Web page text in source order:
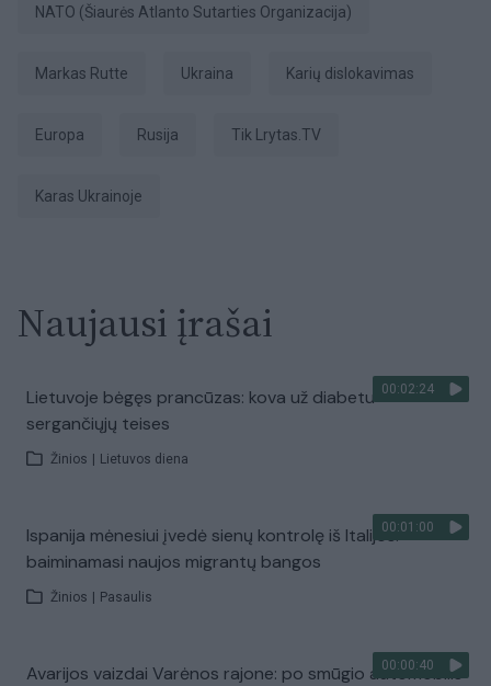
NATO (Šiaurės Atlanto Sutarties Organizacija)
Markas Rutte Ukraina karių dislokavimas
Europa Rusija tik Lrytas.TV
karas Ukrainoje
Naujausi įrašai
00:02:24
Lietuvoje bėgęs prancūzas: kova už diabetu
sergančiųjų teises
Žinios Lietuvos diena
00:01:00
Ispanija mėnesiui įvedė sienų kontrolę iš Italijos:
baiminamasi naujos migrantų bangos
Žinios Pasaulis
00:00:40
Avarijos vaizdai Varėnos rajone: po smūgio automobilis